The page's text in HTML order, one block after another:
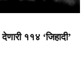
११४ ‘जिहादी’